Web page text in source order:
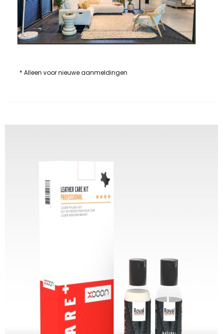
* Alleen voor nieuwe aanmeldingen